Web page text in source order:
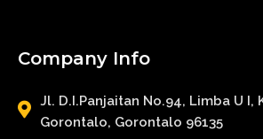
Company Info
Jl. D.I.Panjaitan No.94, Limba U I,
Gorontalo, Gorontalo 96135